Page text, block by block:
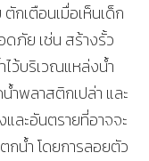
กเตือนเมื่อเห็นเด็ก
ดภัย เช่น สร้างรั้ว
ว้บริเวณแหล่งน้ำ
ำพลาสติกเปล่า และ
ละอันตรายที่อาจจะ
กน้ำ โดยการลอยตัว